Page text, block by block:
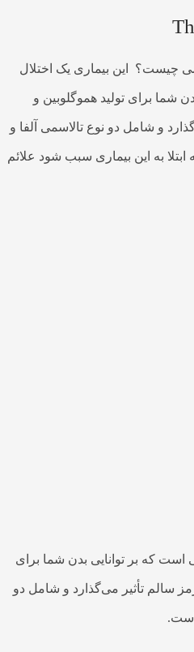
چیست؟ این بیماری یک اختلال
شما برای تولید هموگلوبین و
و شامل دو نوع تالاسمی آلفا و
به این بیماری سبب‌ شود علائم
است که بر توانایی بدن‌ شما برای
سالم تأثیر می‌گذارد و شامل دو
است.